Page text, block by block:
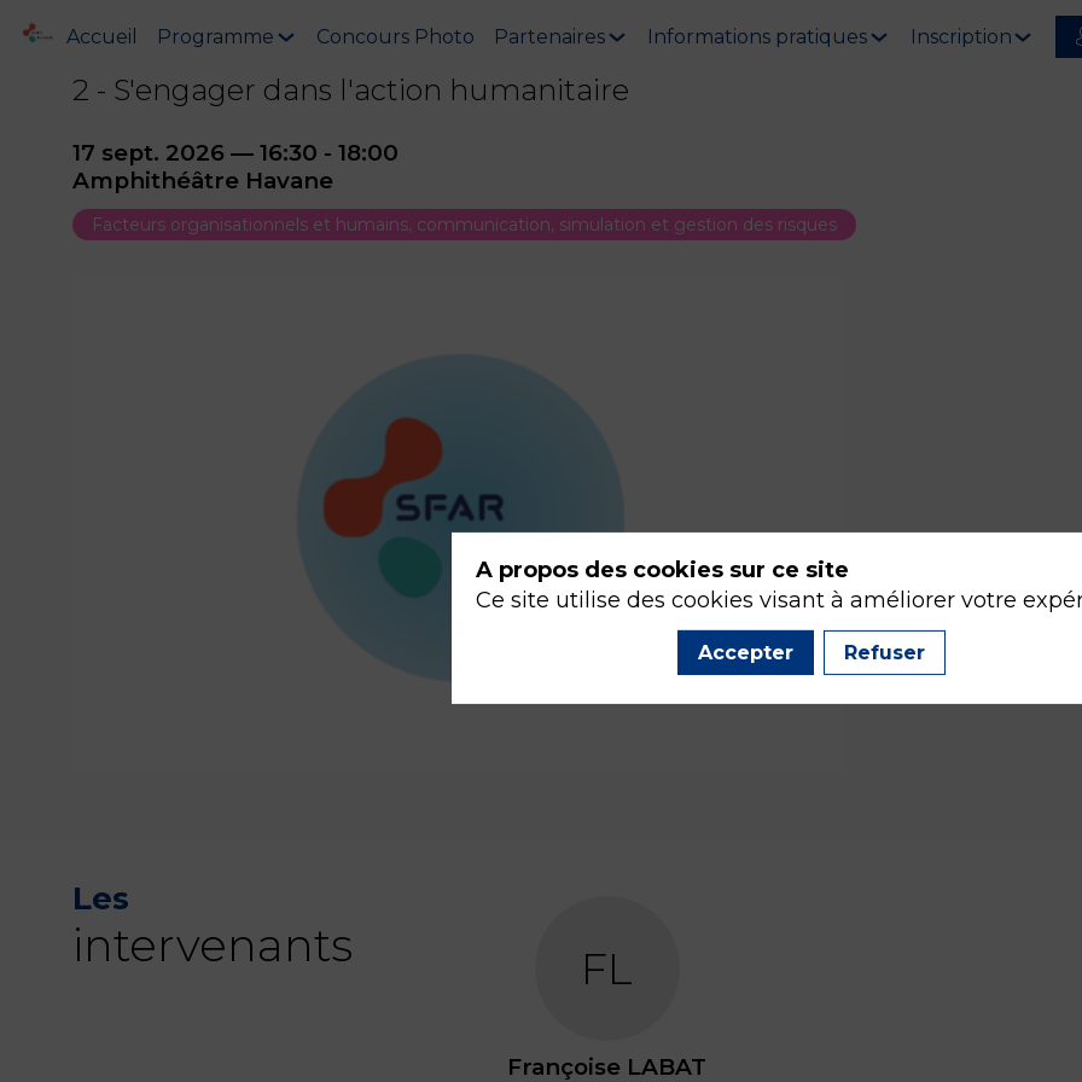
Accueil Programme Concours Photo Partenaires Informations pratiques Inscription
2 - S'engager dans l'action humanitaire
17 sept. 2026 — 16:30 - 18:00
Amphithéâtre Havane
Facteurs organisationnels et humains, communication, simulation et gestion des risques
Les
intervenants FL
Françoise LABAT
A propos des cookies sur ce site
Ce site utilise des cookies visant à améliorer votre
Accepter Refuser